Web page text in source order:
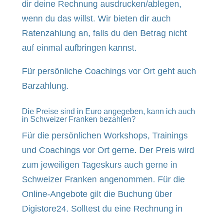
dir deine Rechnung ausdrucken/ablegen,
wenn du das willst. Wir bieten dir auch
Ratenzahlung an, falls du den Betrag nicht
auf einmal aufbringen kannst.
Für persönliche Coachings vor Ort geht auch
Barzahlung.
Die Preise sind in Euro angegeben, kann ich auch
in Schweizer Franken bezahlen?
Für die persönlichen Workshops, Trainings
und Coachings vor Ort gerne. Der Preis wird
zum jeweiligen Tageskurs auch gerne in
Schweizer Franken angenommen. Für die
Online-Angebote gilt die Buchung über
Digistore24. Solltest du eine Rechnung in